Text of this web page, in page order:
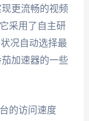
更流畅的视频
采用了自主研
况自动选择最
加速器的一些
的访问速度